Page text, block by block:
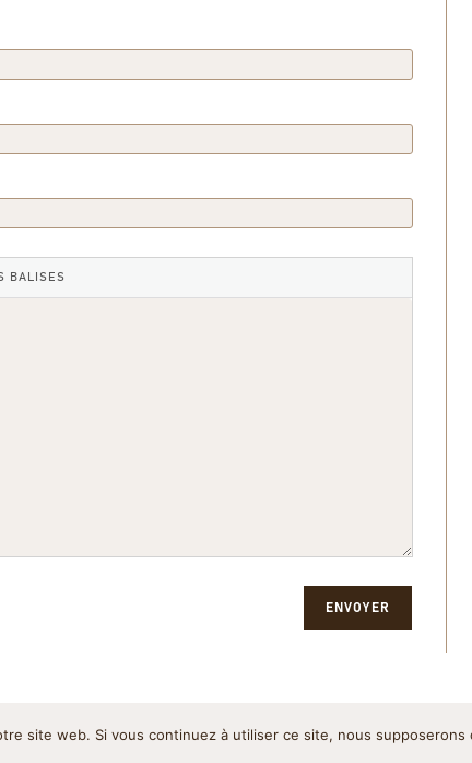
ENVOYER
de cookies Politique de
site web. Si vous continuez à utiliser ce site, nous